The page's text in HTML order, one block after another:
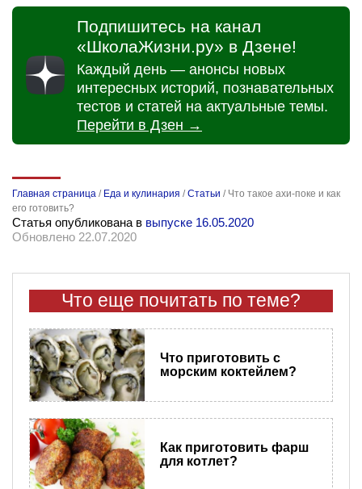
Подпишитесь на канал
«ШколаЖизни.ру» в Дзене!
Каждый день — анонсы новых
интересных историй, познавательных
тестов и статей на актуальные темы.
Перейти в Дзен →
Главная страница / Еда и кулинария /Статьи / Что такое ахи-поке и как
его готовить?
Статья опубликована в выпуске 16.05.2020
Обновлено 22.07.2020
Что еще почитать по теме?
Что приготовить с
морским коктейлем?
Как приготовить фарш
для котлет?